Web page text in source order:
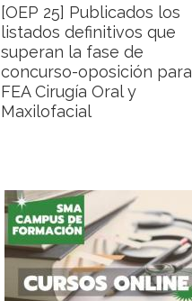
[OEP 25] Publicados los
listados definitivos que
superan la fase de
concurso-oposición para
FEA Cirugía Oral y
Maxilofacial